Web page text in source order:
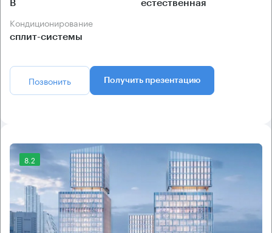
B естественная
Кондиционирование
сплит-системы
Позвонить Получить презентацию
8.2